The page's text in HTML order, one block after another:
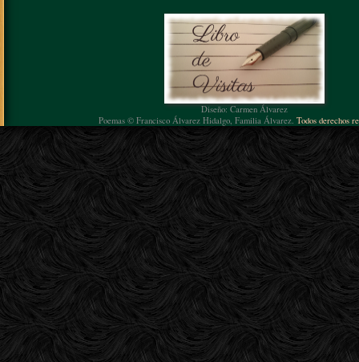
Diseño: Carmen Álvarez
Poemas © Francisco Álvarez Hidalgo, Familia Álvarez. Todos derechos